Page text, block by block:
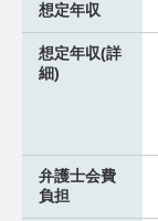
想定年収
想定年収(詳
細)
弁護士会費
負担